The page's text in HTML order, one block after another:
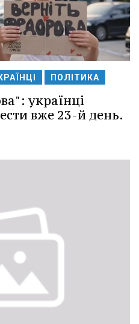
ПОЛІТИКА
українці
вже 23-й день.